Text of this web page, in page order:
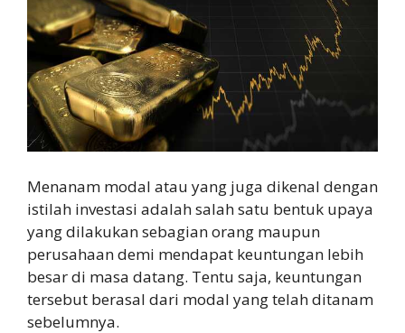
Menanam modal atau yang juga dikenal dengan
istilah investasi adalah salah satu bentuk upaya
yang dilakukan sebagian orang maupun
perusahaan demi mendapat keuntungan lebih
besar di masa datang. Tentu saja, keuntungan
tersebut berasal dari modal yang telah ditanam
sebelumnya.